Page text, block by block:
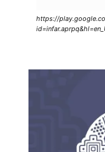
https://